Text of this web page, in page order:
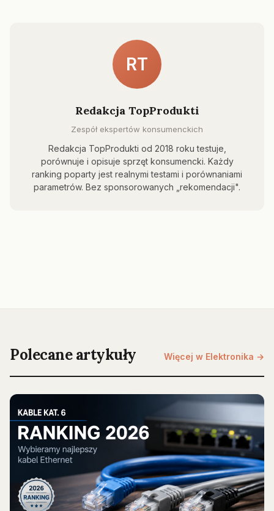
RT
Redakcja TopProdukti
Zespół ekspertów konsumenckich
Redakcja TopProdukti od 2018 roku testuje,
porównuje i opisuje sprzęt konsumencki. Każdy
ranking poparty jest realnymi testami i porównaniami
parametrów. Bez sponsorowanych „rekomendacji".
Polecane artykuły Więcej w Elektronika →